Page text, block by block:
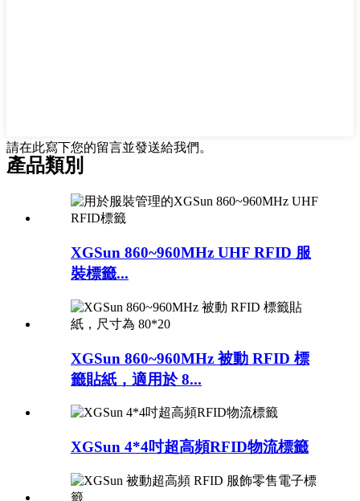
請在此寫下您的留言並發送給我們。
產品類別
XGSun 860~960MHz UHF RFID 服
裝標籤...
XGSun 860~960MHz 被動 RFID 標
籤貼紙，適用於 8...
XGSun 4*4吋超高頻RFID物流標籤